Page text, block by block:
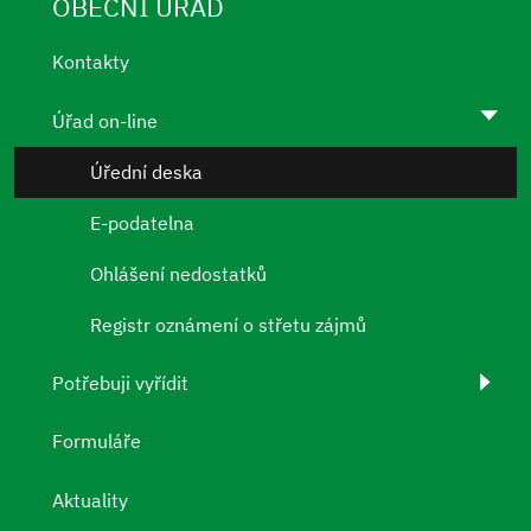
Kontakty
Úřad on-line
Úřední deska
E-podatelna
Ohlášení nedostatků
Registr oznámení o střetu zájmů
Potřebuji vyřídit
Formuláře
Aktuality